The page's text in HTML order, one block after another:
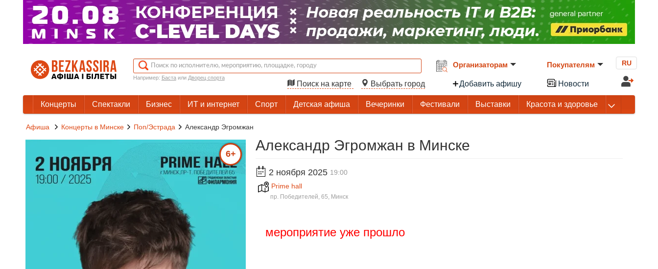
Например: Бастаили Дворец спорта
Поиск на карте Выбрать город
Организаторам
Добавить афишу
Покупателям
Новости
RU
Концерты Спектакли Бизнес ИТ и интернет Спорт Детская афиша Вечеринки Фестивали Выставки Красота и здоровье
Афиша Концерты в Минске Поп/Эстрада Александр Эгромжан
6+
Александр Эгромжан в Минске
2 ноября 2025 19:00
Prime hall
пр. Победителей, 65, Минск
мероприятие уже прошло